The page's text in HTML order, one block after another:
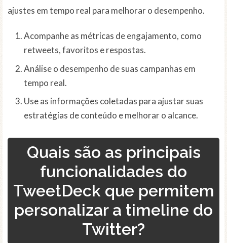
ajustes em tempo real para melhorar o desempenho.
Acompanhe as métricas de engajamento, como
retweets, favoritos e respostas.
Análise o desempenho de suas campanhas em
tempo real.
Use as informações coletadas para ajustar suas
estratégias de conteúdo e melhorar o alcance.
Quais são as principais
funcionalidades do
TweetDeck que permitem
personalizar a timeline do
Twitter?